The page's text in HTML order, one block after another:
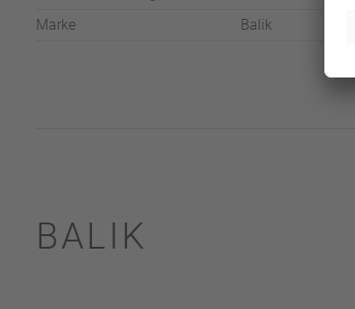
Marke
Balik
BALIK